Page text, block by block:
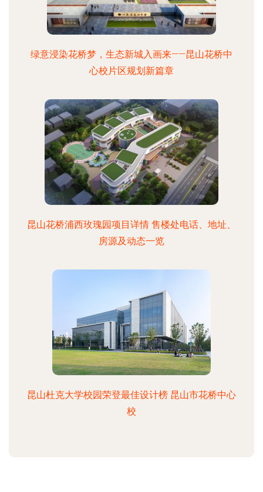
绿意浸染花桥梦，生态新城入画来——昆山花桥中
心校片区规划新篇章
昆山花桥浦西玫瑰园项目详情 售楼处电话、地址、
房源及动态一览
昆山杜克大学校园荣登最佳设计榜 昆山市花桥中心
校